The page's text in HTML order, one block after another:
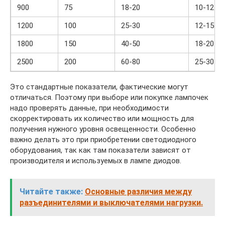
900 75 18-20
10-12
1200
100 25-30
12-15
1800
150 40-50
18-20
2500
200 60-80 25-30
Это стандартные показатели, фактические могут
отличаться. Поэтому при выборе или покупке лампочек
надо проверять данные, при необходимости
скорректировать их количество или мощность для
получения нужного уровня освещенности. Особенно
важно делать это при приобретении светодиодного
оборудования, так как там показатели зависят от
производителя и используемых в лампе диодов.
Читайте также: Основные различия между
разъединителями и выключателями нагрузки.